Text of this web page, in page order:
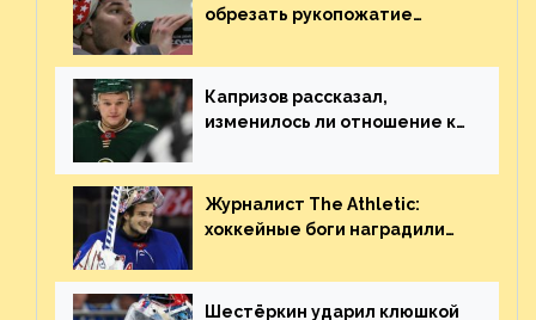
обрезать рукопожатие
Плохая работа, ESPN
Капризов рассказал,
изменилось ли отношение к
Украине
Журналист The Athletic:
хоккейные боги наградили
великолепную игру
Шестёркин ударил клюшкой